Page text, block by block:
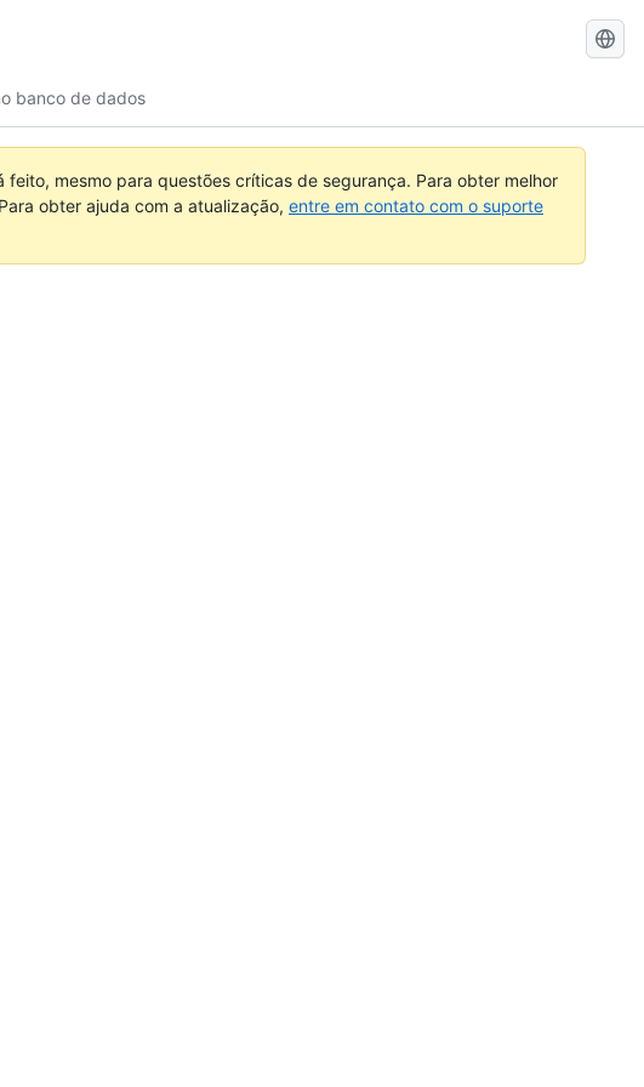
Pesquisar
banco de dados
feito, mesmo para questões críticas de segurança. Para obter melhor
obter ajuda com a atualização, entre em contato com o suporte